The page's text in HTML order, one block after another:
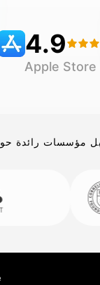
4.9
Apple Store
مؤسسات رائدة